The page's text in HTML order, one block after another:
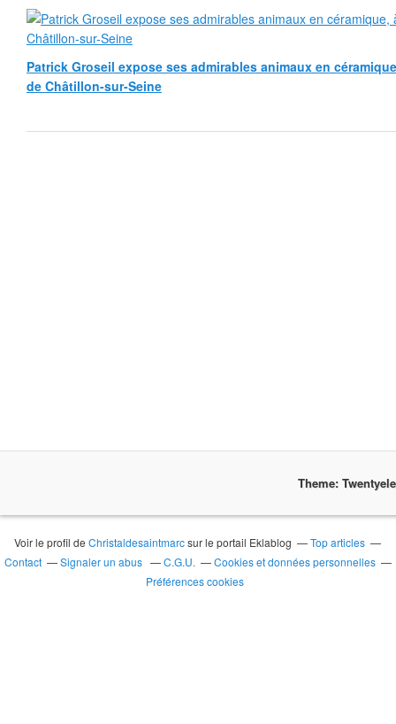
Patrick Groseil expose ses admirables animaux en
de Châtillon-sur-Seine
Theme:
Voir le profil deChristaldesaintmarcsur le portail Eklablog
Top articles
Contact
Signaler un abus C.G.U.
Cookies et données personnelles
Préférences cookies